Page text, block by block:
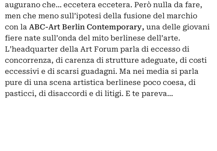
augurano che… eccetera eccetera. Però nulla da fare,
men che meno sull’ipotesi della fusione del marchio
con la ABC-Art Berlin Contemporary, una delle giovani
fiere nate sull’onda del mito berlinese dell’arte.
L’headquarter della Art Forum parla di eccesso di
concorrenza, di carenza di strutture adeguate, di costi
eccessivi e di scarsi guadagni. Ma nei media si parla
pure di una scena artistica berlinese poco coesa, di
pasticci, di disaccordi e di litigi. E te pareva…